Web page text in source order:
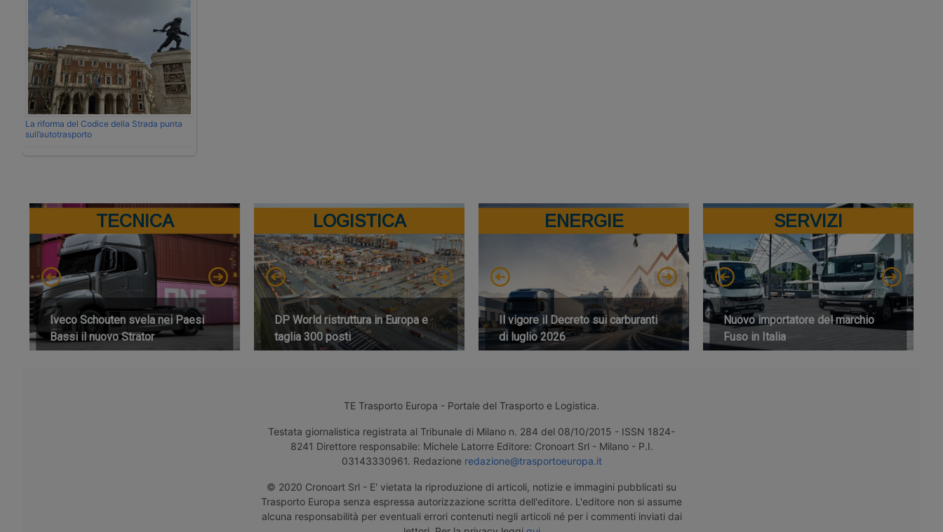
La riforma del Codice della Strada punta
sull’autotrasporto
TECNICA
Iveco Schouten svela nei Paesi
Bassi il nuovo Strator
LOGISTICA
DP World ristruttura in Europa e
taglia 300 posti
ENERGIE
Il vigore il Decreto sui carburanti
di luglio 2026
SERVIZI
Nuovo importatore del marchio
Fuso in Italia
TE Trasporto Europa - Portale del Trasporto e Logistica.
Testata giornalistica registrata al Tribunale di Milano n. 284 del 08/10/2015 - ISSN 1824-
8241 Direttore responsabile: Michele Latorre Editore: Cronoart Srl - Milano - P.I.
03143330961. Redazione redazione@trasportoeuropa.it
© 2020 Cronoart Srl - E' vietata la riproduzione di articoli, notizie e immagini pubblicati su
Trasporto Europa senza espressa autorizzazione scritta dell'editore. L'editore non si assume
alcuna responsabilità per eventuali errori contenuti negli articoli né per i commenti inviati dai